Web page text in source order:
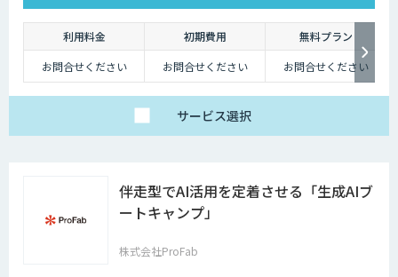
です。
利用料金 初期費用
無料プラン
お問合せください
お問合せください お問合せください
サービス選択
伴走型でAI活用を定着させる「生成AIブ
ートキャンプ」
株式会社ProFab